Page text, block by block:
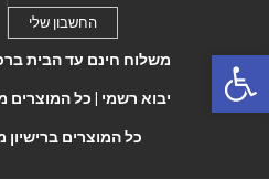
החשבון שלי
משלוח חינם עד הבית ברכישה
יבוא רשמי | כל המוצרים
כל המוצרים